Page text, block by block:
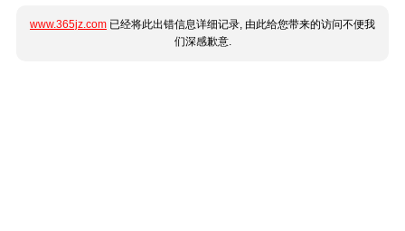
www.365jz.com 已经将此出错信息详细记录, 由此给您带来的访问不便我
们深感歉意.